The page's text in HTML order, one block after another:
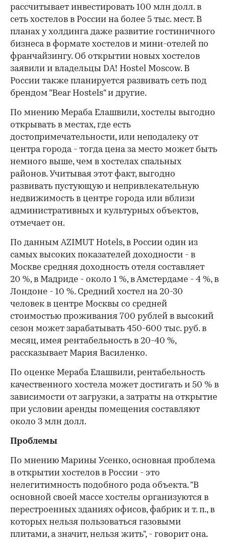
рассчитывает инвестировать 100 млн долл. в
сеть хостелов в России на более 5 тыс. мест. В
планах у холдинга даже развитие гостиничного
бизнеса в формате хостелов и мини-отелей по
франчайзингу. Об открытии новых хостелов
заявили и владельцы DA! Hostel Moscow. В
России также планируется развивать сеть под
брендом "Bear Hostels" и другие.
По мнению Мераба Елашвили, хостелы выгодно
открывать в местах, где есть
достопримечательности, или неподалеку от
центра города - тогда цена за место может быть
немного выше, чем в хостелах спальных
районов. Учитывая этот факт, выгодно
развивать пустующую и непривлекательную
недвижимость в центре города или вблизи
административных и культурных объектов,
отмечает он.
По данным AZIMUT Hotels, в России один из
самых высоких показателей доходности - в
Москве средняя доходность отеля составляет
20 %, в Мадриде - около 1 %, в Амстердаме - 4 %, в
Лондоне - 10 %. Средний хостел на 20-30
человек в центре Москвы со средней
стоимостью проживания 700 рублей в высокий
сезон может зарабатывать 450-600 тыс. руб. в
месяц, имея рентабельность в 20-40 %,
рассказывает Мария Василенко.
По оценке Мераба Елашвили, рентабельность
качественного хостела может достигать и 50 % в
зависимости от загрузки, а затраты на открытие
при условии аренды помещения составляют
около 3 млн долл.
Проблемы
По мнению Марины Усенко, основная проблема
в открытии хостелов в России - это
нелегитимность подобного рода объекта. "В
основной своей массе хостелы организуются в
перестроенных зданиях офисов, фабрик и т. п., в
которых нельзя пользоваться газовыми
плитами, а значит, нельзя жить", - говорит она.